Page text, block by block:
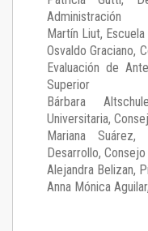
Administración
Martín Liut,
Osvaldo Graciano,
Evaluación de
Superior
Bárbara
Universitaria,
Mariana Suárez,
Desarrollo,
Alejandra Belizan,
Anna Mónica